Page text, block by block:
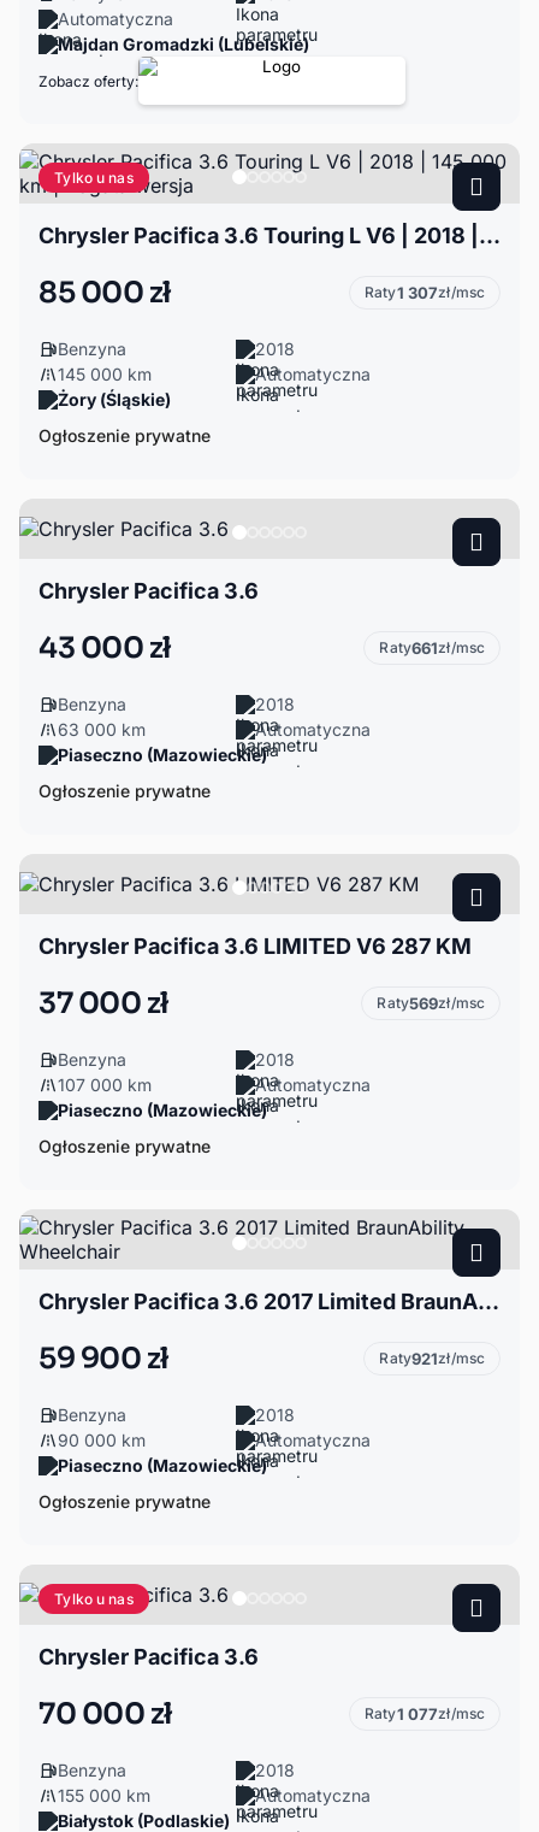
Automatyczna
Majdan Gromadzki (Lubelskie)
Zobacz oferty:
Tylko u nas
Chrysler Pacifica 3.6 Touring L V6 | 2018 | 145 000 km | Bogata wersja
85 000 zł Raty1 307zł/msc
Benzyna
2018
145 000 km
Automatyczna
Żory (Śląskie)
Ogłoszenie prywatne
Chrysler Pacifica 3.6
43 000 zł Raty661zł/msc
Benzyna
2018
63 000 km
Automatyczna
Piaseczno (Mazowieckie)
Ogłoszenie prywatne
Chrysler Pacifica 3.6 LIMITED V6 287 KM
37 000 zł Raty569zł/msc
Benzyna
2018
107 000 km
Automatyczna
Piaseczno (Mazowieckie)
Ogłoszenie prywatne
Chrysler Pacifica 3.6 2017 Limited BraunAbility Wheelchair
59 900 zł Raty921zł/msc
Benzyna
2018
90 000 km
Automatyczna
Piaseczno (Mazowieckie)
Ogłoszenie prywatne
Tylko u nas
Chrysler Pacifica 3.6
70 000 zł Raty1 077zł/msc
Benzyna
2018
155 000 km
Automatyczna
Białystok (Podlaskie)